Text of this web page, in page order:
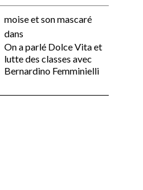
moise et son mascaré
dans
On a parlé Dolce Vita et
lutte des classes avec
Bernardino Femminielli